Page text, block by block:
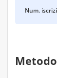
Num.